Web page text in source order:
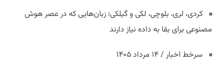
کردی، لری، بلوچی، لکی و گیلکی؛ زبان‌هایی که در عصر هوش
مصنوعی برای بقا به داده نیاز دارند
سرخط اخبار / ۱۴ مرداد ۱۴۰۵